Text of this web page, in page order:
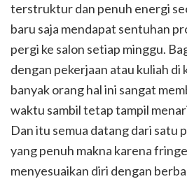
terstruktur dan penuh energi
baru saja mendapat sentuhan
pergi ke salon setiap minggu.
dengan pekerjaan atau kuliah di
banyak orang hal ini sangat
waktu sambil tetap tampil
Dan itu semua datang dari satu
yang penuh makna karena
menyesuaikan diri dengan